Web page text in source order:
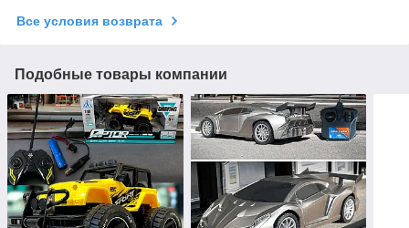
Все условия возврата
Подобные товары компании